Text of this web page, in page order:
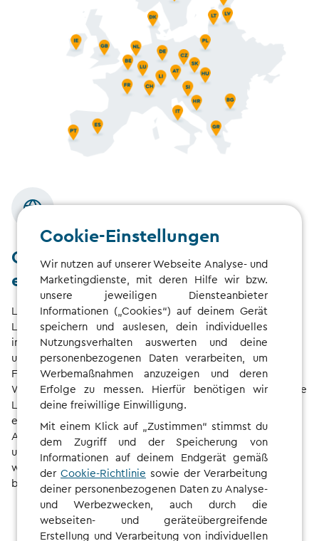
Grenzenlos unterwegs mit einem
einzigen Vertrag
Lade dein Elektrofahrzeug an einem von1,186,343
Ladepunkten* in
29europäischen Ländern auf. Wo auch
immer du bist, CHARGE NOW bietet dir einen schnellen
und bequemen Zugang – egal, ob Wochenendtrip oder
Familienurlaub.
Wir bauen unser Netz ständig aus und erweitern es um neue
Ladepunkte.Schau in unser Ladenetz
entlang der Route zu deinem nächsten Ziel zu finden!
Auch wenn du dein Elektrofahrzeug in Ländern mit
unterschiedlichen Währungen auflädst: Deine Rechnung
wird immer in deiner eigenen Währung ausgestellt. So
bleiben alle Kosten transparent.
Cookie-Einstellungen
Wir nutzen auf unserer Webseite Analyse- und
Marketingdienste, mit deren Hilfe wir bzw.
unsere jeweiligen Diensteanbieter
Informationen („Cookies“) auf deinem Gerät
speichern und auslesen, dein individuelles
Nutzungsverhalten auswerten und deine
personenbezogenen Daten verarbeiten, um
Werbemaßnahmen anzuzeigen und deren
Erfolge zu messen. Hierfür benötigen wir
deine freiwillige Einwilligung.
Mit einem Klick auf „Zustimmen“ stimmst du
dem Zugriff und der Speicherung von
Informationen auf deinem Endgerät gemäß
der Cookie-Richtlinie sowie der Verarbeitung
deiner personenbezogenen Daten zu Analyse-
und Werbezwecken, auch durch die
webseiten- und geräteübergreifende
Erstellung und Verarbeitung von individuellen